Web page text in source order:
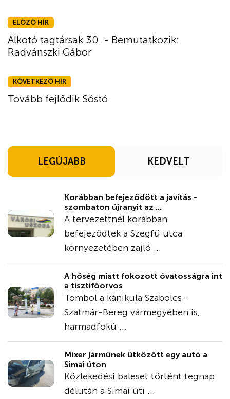
ELŐZŐ HÍR
Alkotó tagtársak 30. - Bemutatkozik:
Radvánszki Gábor
KÖVETKEZŐ HÍR
Tovább fejlődik Sóstó
LEGÚJABB KEDVELT
Korábban befejeződött a javítás -
szombaton újranyit az ...
A tervezettnél korábban
befejeződtek a Szegfű utca
környezetében zajló ...
A hőség miatt fokozott óvatosságra int
a tisztifőorvos
Tombol a kánikula Szabolcs-
Szatmár-Bereg vármegyében is,
harmadfokú ...
Mixer járműnek ütközött egy autó a
Simai úton
Közlekedési baleset történt tegnap
délután a Simai úti ...